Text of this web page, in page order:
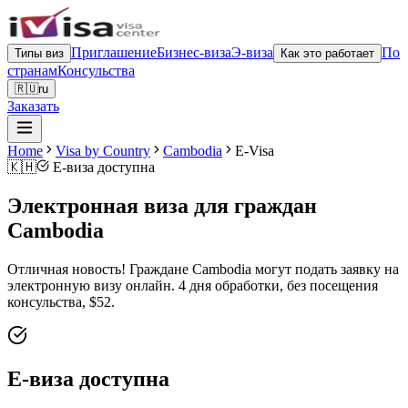
Типы виз ПриглашениеБизнес-визаЭ-виза Как это работает По
странамКонсульства
🇷🇺ru
Заказать
Home Visa by Country Cambodia
E-Visa
🇰🇭
Е-виза доступна
Электронная виза для граждан
Cambodia
Отличная новость! Граждане Cambodia могут подать заявку на
электронную визу онлайн. 4 дня обработки, без посещения
консульства, $52.
Е-виза доступна